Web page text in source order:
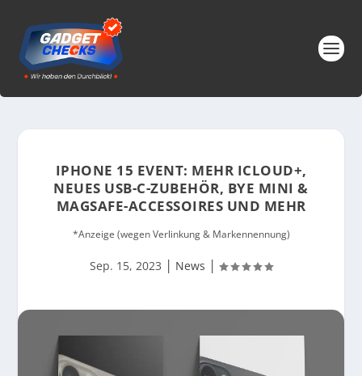
IPHONE 15 EVENT: MEHR ICLOUD+,
NEUES USB-C-ZUBEHÖR, BYE MINI &
MAGSAFE-ACCESSOIRES UND MEHR
*Anzeige (wegen Verlinkung & Markennennung)
Sep. 15, 2023 | News |